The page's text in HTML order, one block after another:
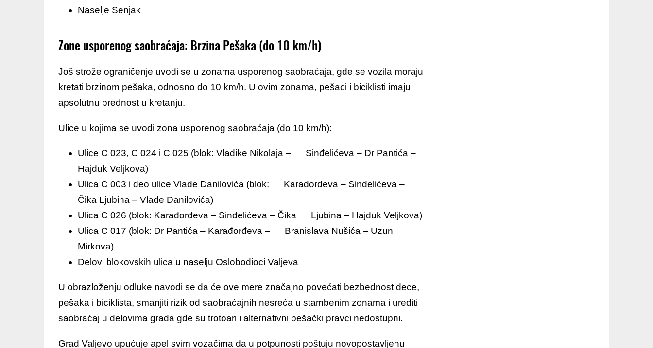
Naselje Senjak
Zone usporenog saobraćaja: Brzina Pešaka (do 10 km/h)
Još strože ograničenje uvodi se u zonama usporenog saobraćaja, gde se vozila moraju
kretati brzinom pešaka, odnosno do 10 km/h. U ovim zonama, pešaci i biciklisti imaju
apsolutnu prednost u kretanju.
Ulice u kojima se uvodi zona usporenog saobraćaja (do 10 km/h):
Ulice C 023, C 024 i C 025 (blok: Vladike Nikolaja – Sinđelićeva – Dr Pantića –
Hajduk Veljkova)
Ulica C 003 i deo ulice Vlade Danilovića (blok: Karađorđeva – Sinđelićeva –
Čika Ljubina – Vlade Danilovića)
Ulica C 026 (blok: Karađorđeva – Sinđelićeva – Čika Ljubina – Hajduk Veljkova)
Ulica C 017 (blok: Dr Pantića – Karađorđeva – Branislava Nušića – Uzun
Mirkova)
Delovi blokovskih ulica u naselju Oslobodioci Valjeva
U obrazloženju odluke navodi se da će ove mere značajno povećati bezbednost dece,
pešaka i biciklista, smanjiti rizik od saobraćajnih nesreća u stambenim zonama i urediti
saobraćaj u delovima grada gde su trotoari i alternativni pešački pravci nedostupni.
Grad Valjevo upućuje apel svim vozačima da u potpunosti poštuju novopostavljenu